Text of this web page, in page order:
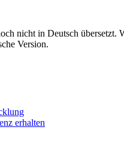
nicht in Deutsch übersetzt.
Version.
erhalten